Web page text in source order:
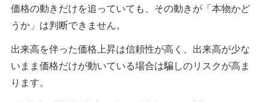
価格の動きだけを追っていても、その動きが「本物かど
うか」は判断できません。
出来高を伴った価格上昇は信頼性が高く、出来高が少な
いまま価格だけが動いている場合は騙しのリスクが高ま
ります。